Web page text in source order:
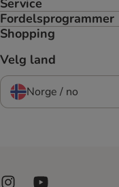
Service
Fordelsprogrammer
Shopping
Velg land
Norge / no